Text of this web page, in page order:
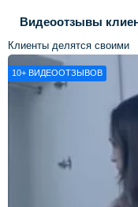
Видеоотзывы
Клиенты делятся своими
впечатлениями о нашей
10+ ВИДЕООТЗЫВОВ